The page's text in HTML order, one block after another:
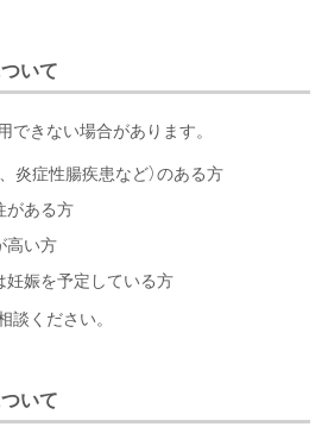
いて
できない場合があります。
炎症性腸疾患など）のある方
がある方
高い方
妊娠を予定している方
談ください。
いて